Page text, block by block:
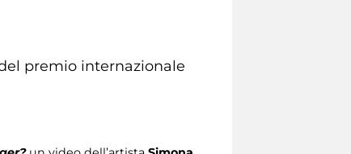
premio internazionale